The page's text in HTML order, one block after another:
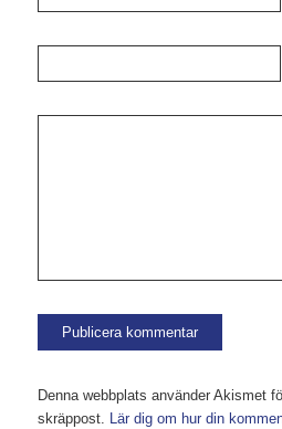
Denna webbplats använder Akismet
skräppost. Lär dig om hur din